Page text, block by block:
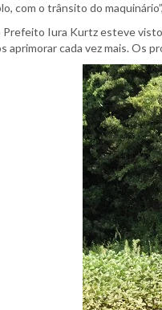
com o trânsito do
Prefeito Iura Kurtz esteve
aprimorar cada vez mais. Os